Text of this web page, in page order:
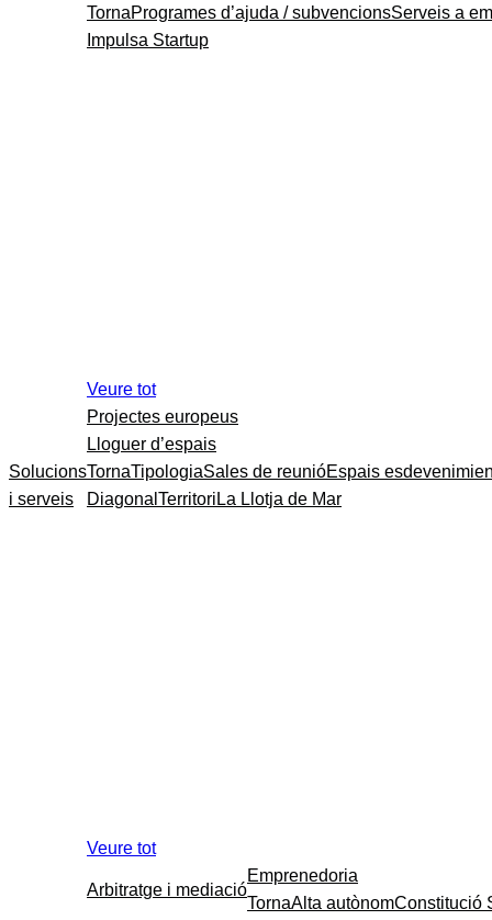
Solucions
i serveis
TornaProgrames d’ajuda / subvencionsServeis a
Impulsa Startup
Veure tot
Projectes europeus
Lloguer d’espais
TornaTipologiaSales de reunióEspais
Diagonal Territori La Llotja de Mar
Veure tot
Arbitratge i mediació
Emprenedoria
TornaAlta autònomConstitució